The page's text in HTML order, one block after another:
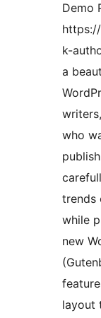
Demo
k-
a
who
trends
while
new
layout